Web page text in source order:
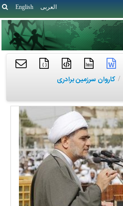
English العربی
htm
{ }
/ کاروان سرزمین برادری